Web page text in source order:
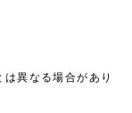
異なる場合があり